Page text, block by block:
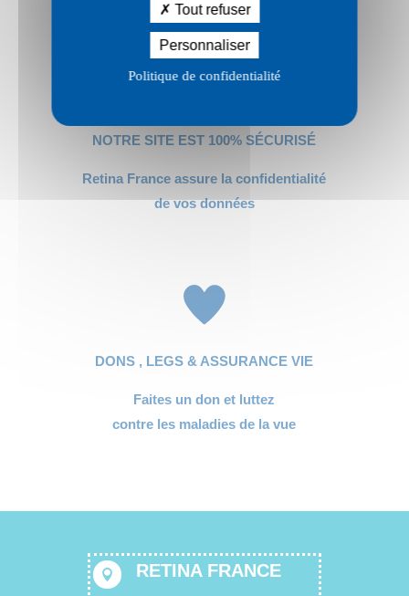
Tout refuser
Personnaliser
Politique de confidentialité
NOTRE SITE EST 100% SÉCURISÉ
Retina France assure la confidentialité
de vos données
DONS , LEGS & ASSURANCE VIE
Faites un don et luttez
contre les maladies de la vue

RETINA FRANCE